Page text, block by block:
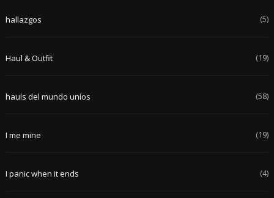
hallazgos (5)
Haul & Outfit (19)
hauls del mundo uníos (58)
I me mine (19)
I panic when it ends (4)